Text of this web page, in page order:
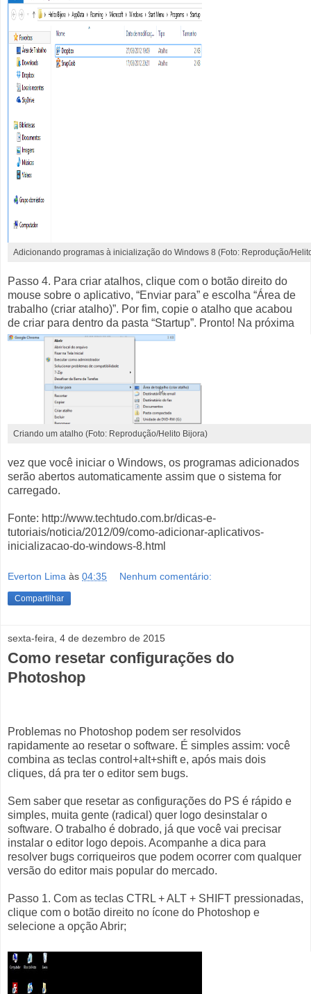
Adicionando programas à inicialização do Windows 8 (Foto: Reprodução/
Passo 4. Para criar atalhos, clique com o botão direito do
mouse sobre o aplicativo, “Enviar para” e escolha “Área de
trabalho (criar atalho)”. Por fim, copie o atalho que acabou
de criar para dentro da pasta “Startup”.
Criando um atalho (Foto: Reprodução/Helito Bijora)
Pronto! Na próxima
vez que você iniciar o Windows, os programas adicionados
serão abertos automaticamente assim que o sistema for
carregado.
Fonte: http://www.techtudo.com.br/dicas-e-
tutoriais/noticia/2012/09/como-adicionar-aplicativos-
inicializacao-do-windows-8.html
Everton Lima às 04:35 Nenhum comentário:
Compartilhar
sexta-feira, 4 de dezembro de 2015
Como resetar configurações do
Photoshop
Problemas no Photoshop podem ser resolvidos
rapidamente ao resetar o software. É simples assim: você
combina as teclas control+alt+shift e, após mais dois
cliques, dá pra ter o editor sem bugs.
Sem saber que resetar as configurações do PS é rápido e
simples, muita gente (radical) quer logo desinstalar o
software. O trabalho é dobrado, já que você vai precisar
instalar o editor logo depois. Acompanhe a dica para
resolver bugs corriqueiros que podem ocorrer com qualquer
versão do editor mais popular do mercado.
Passo 1. Com as teclas CTRL + ALT + SHIFT pressionadas,
clique com o botão direito no ícone do Photoshop e
selecione a opção Abrir;